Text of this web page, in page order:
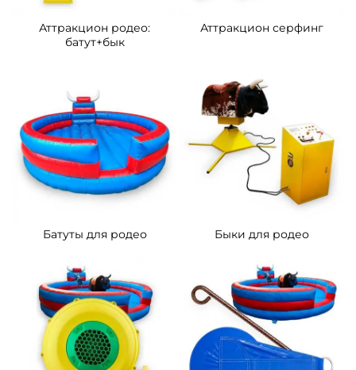
Аттракцион родео:
батут+бык
Аттракцион серфинг
Батуты для родео Быки для родео